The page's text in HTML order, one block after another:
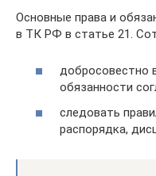
Основные права и
в ТК РФ в статье 21.
добросовестно
обязанности
следовать
распорядка,